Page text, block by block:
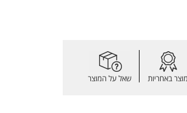
מוצר באחריות שאל על המוצר